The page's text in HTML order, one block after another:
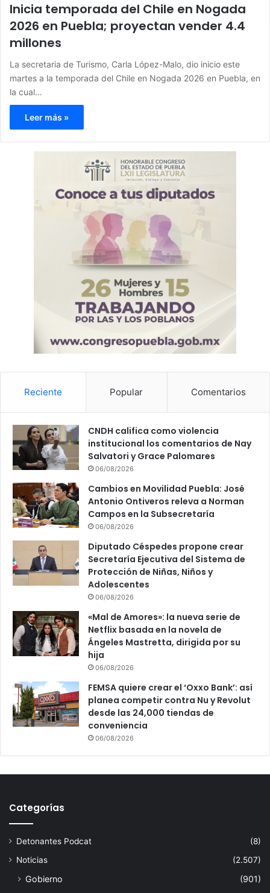
Inicia temporada del Chile en Nogada
2026 en Puebla; proyectan vender 4.4
millones
La secretaria de Turismo, Carla López-Malo, dio inicio este
martes a la temporada del Chile en Nogada 2026 en Puebla, en
la cual…
Leer más »
Reciente Popular Comentarios
CNDH califica como violencia
institucional los comentarios de Nay
Salvatori y Grace Palomares
06/08/2026
Cambios en Movilidad Puebla: José
Antonio Ontiveros releva a Norman
Campos en la Subsecretaría
06/08/2026
Diputado Céspedes propone crear
Secretaría Ejecutiva del Sistema de
Protección de Niñas, Niños y
Adolescentes
06/08/2026
«Mal de Amores»: la nueva serie de
Netflix basada en la novela de
Ángeles Mastretta, dirigida por su
hija
06/08/2026
FEMSA quiere crear el ‘Oxxo Bank’: así
planea competir contra Nu y Revolut
desde las 24,000 tiendas de
conveniencia
06/08/2026
Categorías
Detonantes Podcat
(8)
Noticias
(2.507)
Gobierno
(901)